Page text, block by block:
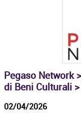
Pegaso Network
di Beni Culturali
02/04/2026